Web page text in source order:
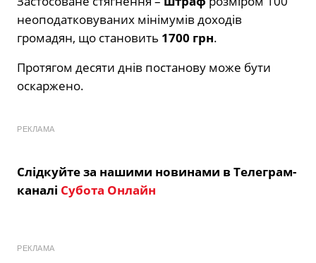
неоподатковуваних мінімумів доходів
громадян, що становить 1700 грн.
Протягом десяти днів постанову може бути
оскаржено.
РЕКЛАМА
Слідкуйте за нашими новинами в Телеграм-
каналі Субота Онлайн
РЕКЛАМА